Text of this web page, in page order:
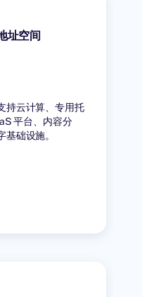
址空间
持云计算、专用托
平台、内容分
础设施。